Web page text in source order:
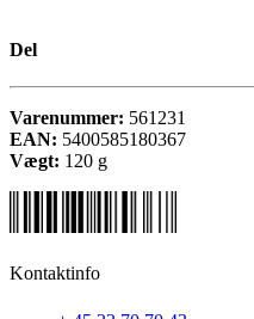
Del
Varenummer: 561231
EAN: 5400585180367
Vægt: 120 g
Kontaktinfo